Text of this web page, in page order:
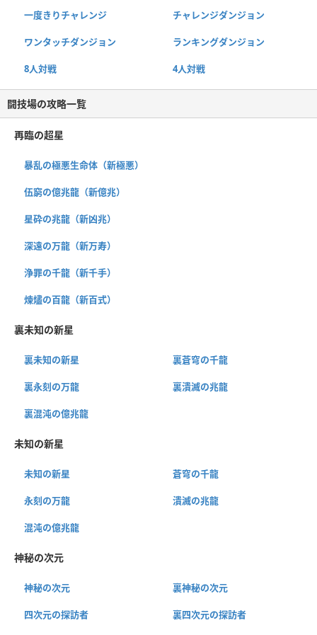
一度きりチャレンジ チャレンジダンジョン
ワンタッチダンジョン ランキングダンジョン
8人対戦 4人対戦
闘技場の攻略一覧
再臨の超星
暴乱の極悪生命体（新極悪）
伍窮の億兆龍（新億兆）
星砕の兆龍（新凶兆）
深遠の万龍（新万寿）
浄罪の千龍（新千手）
煉燼の百龍（新百式）
裏未知の新星
裏未知の新星 裏蒼穹の千龍
裏永刻の万龍 裏潰滅の兆龍
裏混沌の億兆龍
未知の新星
未知の新星 蒼穹の千龍
永刻の万龍 潰滅の兆龍
混沌の億兆龍
神秘の次元
神秘の次元 裏神秘の次元
四次元の探訪者 裏四次元の探訪者